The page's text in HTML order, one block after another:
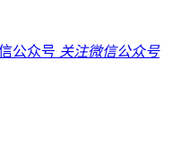
关注微信公众号